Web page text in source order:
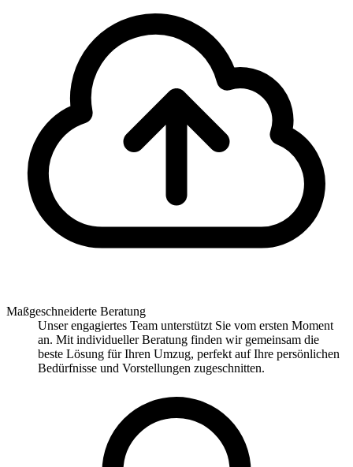
Maßgeschneiderte Beratung
Unser engagiertes Team unterstützt Sie vom ersten Moment
an. Mit individueller Beratung finden wir gemeinsam die
beste Lösung für Ihren Umzug, perfekt auf Ihre persönlichen
Bedürfnisse und Vorstellungen zugeschnitten.